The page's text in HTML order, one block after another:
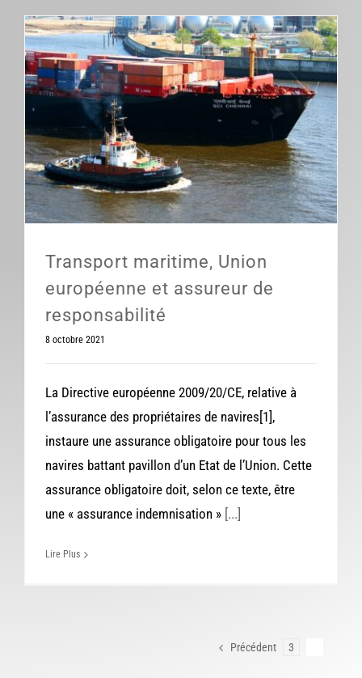
Transport maritime, Union
européenne et assureur de
responsabilité
8 octobre 2021
La Directive européenne 2009/20/CE, relative à
l’assurance des propriétaires de navires[1],
instaure une assurance obligatoire pour tous les
navires battant pavillon d’un Etat de l’Union. Cette
assurance obligatoire doit, selon ce texte, être
une « assurance indemnisation » [...]
Lire Plus
Précédent 3